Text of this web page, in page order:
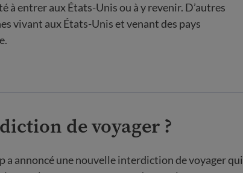
à entrer aux États-Unis ou à y revenir. D’autres
vivant aux États-Unis et venant des pays
de voyager ?
annoncé une nouvelle interdiction de voyager qui